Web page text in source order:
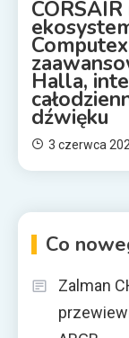
Halla,
dźwięku
3 czerwca
Co
Zalman